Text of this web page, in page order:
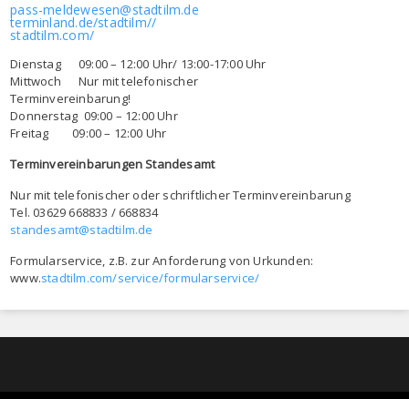
pass-meldewesen@stadtilm.de
terminland.de/stadtilm//
stadtilm.com/
Dienstag 09:00 – 12:00 Uhr/ 13:00-17:00 Uhr
Mittwoch Nur mit telefonischer
Terminvereinbarung!
Donnerstag 09:00 – 12:00 Uhr
Freitag 09:00 – 12:00 Uhr
Terminvereinbarungen Standesamt
Nur mit telefonischer oder schriftlicher Terminvereinbarung
Tel. 03629 668833 / 668834
standesamt@stadtilm.de
Formularservice, z.B. zur Anforderung von Urkunden:
www.stadtilm.com/service/formularservice/